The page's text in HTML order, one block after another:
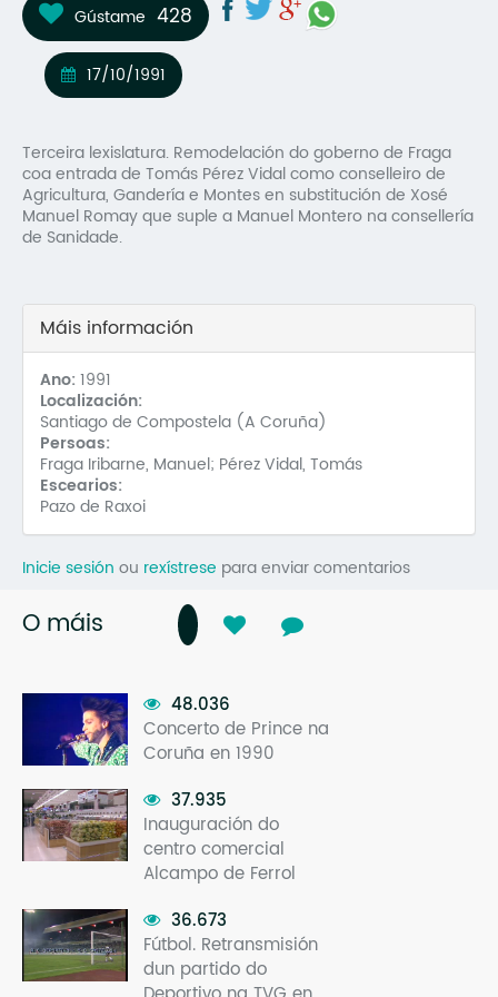
Gústame 428
17/10/1991
Terceira lexislatura. Remodelación do goberno de Fraga
coa entrada de Tomás Pérez Vidal como conselleiro de
Agricultura, Gandería e Montes en substitución de Xosé
Manuel Romay que suple a Manuel Montero na consellería
de Sanidade.
Máis información
Ano: 1991
Localización:
Santiago de Compostela (A Coruña)
Persoas:
Fraga Iribarne, Manuel; Pérez Vidal, Tomás
Escearios:
Pazo de Raxoi
Inicie sesión ou rexístrese para enviar comentarios
O máis
48.036
Concerto de Prince na
Coruña en 1990
37.935
Inauguración do
centro comercial
Alcampo de Ferrol
36.673
Fútbol. Retransmisión
dun partido do